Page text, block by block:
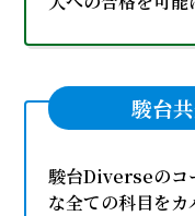
駿台
駿台Diverseのコ
な全ての科目をカ